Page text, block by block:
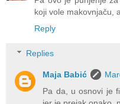
koji vole makovnjaču,
Reply
Replies
Maja Babić
Pa da, u osnovi je